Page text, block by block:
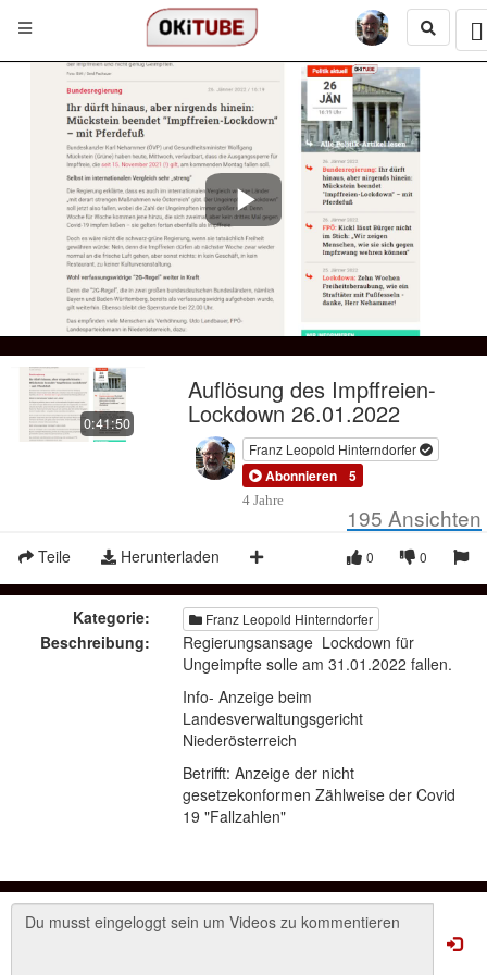
Play
Video
0:41:50
Auflösung des Impffreien-
Lockdown 26.01.2022
Franz Leopold Hinterndorfer
Abonnieren 5
4 Jahre
195 Ansichten
Teile Herunterladen 0
0
Kategorie: Franz Leopold Hinterndorfer
Beschreibung:
Regierungsansage Lockdown für
Ungeimpfte solle am 31.01.2022 fallen.
Info- Anzeige beim
Landesverwaltungsgericht
Niederösterreich
Betrifft: Anzeige der nicht
gesetzekonformen Zählweise der Covid
19 "Fallzahlen"